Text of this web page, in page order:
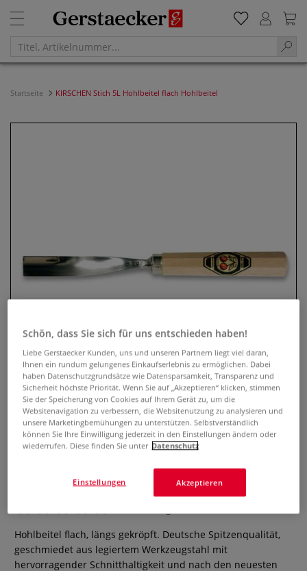
Startseite KIRSCHEN Stich 5L Hohlbeitel flach Hohlbeitel
KIRSCHEN Stich 5L Hohlbeitel
flach Hohlbeitel
Hohlbeitel flach, längs gekröpft. Deutsche Spitzenqualität,
geschmiedet aus legiertem Werkzeugstahl mit
hervorragender Schnitthaltigkeit und nach den neuesten
Schön, dass Sie sich für uns entschieden haben!
Liebe Gerstaecker Kunden, uns und unseren Partnern liegt viel daran,
Ihnen ein rundum gelungenes Einkaufserlebnis zu ermöglichen. Dabei
haben Datenschutzgrundsätze wie Datensparsamkeit, Transparenz und
Sicherheit höchste Priorität. Wenn Sie auf „Akzeptieren“ klicken, stimmen
Sie der Speicherung von Cookies auf Ihrem Gerät zu, um die
Websitenavigation zu verbessern, die Websitenutzung zu analysieren und
unsere Marketingbemühungen zu unterstützen. Selbstverständlich
können Sie Ihre Einwilligung jederzeit in den Einstellungen ändern oder
wiederrufen. Diese finden Sie unter Datenschutz
Akzeptieren
Einstellungen